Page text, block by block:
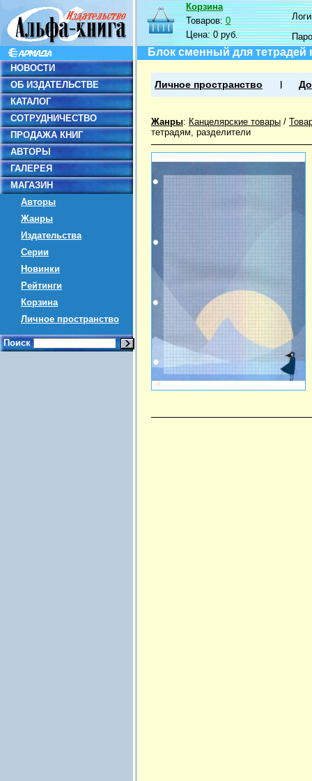
НОВОСТИ
ОБ ИЗДАТЕЛЬСТВЕ
КАТАЛОГ
СОТРУДНИЧЕСТВО
ПРОДАЖА КНИГ
АВТОРЫ
ГАЛЕРЕЯ
МАГАЗИН
Авторы
Жанры
Издательства
Серии
Новинки
Рейтинги
Корзина
Личное пространство
Поиск
Корзина
Товаров:0
Цена:0 руб.
Блок сменный для тетрадей
Личное пространство
Жанры: Канцелярские товары /
тетрадям, разделители